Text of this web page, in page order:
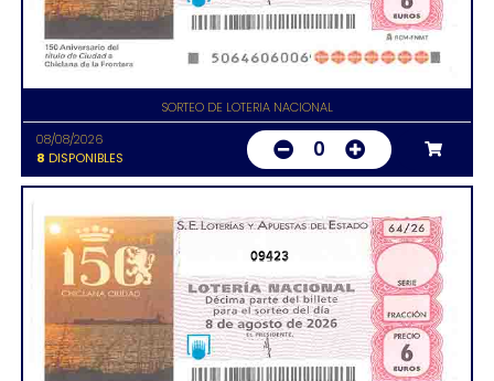
SORTEO DE LOTERIA NACIONAL
08/08/2026
8 DISPONIBLES 0
09423